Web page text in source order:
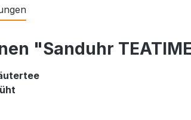
"Sanduhr